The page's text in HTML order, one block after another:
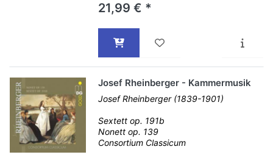
21,99 € *
Josef Rheinberger - Kammermusik
Josef Rheinberger (1839-1901)
Sextett op. 191b
Nonett op. 139
Consortium Classicum